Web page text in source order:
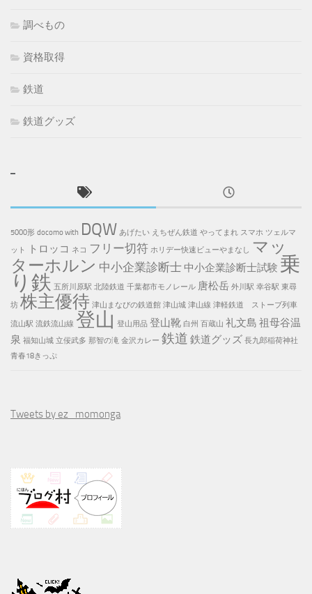
調べもの
資格取得
鉄道
鉄道グッズ
5000形 docomo with DQW あげたい えちぜん鉄道 やってまれ スマホ ツェルマ
ット
トロッコ ネコ フリー切符 ホリデー快速ビューやまなし マッ
ターホルン 中小企業診断士 中小企業診断士試験 乗
り鉄 五所川原駅 北陸鉄道 千葉都市モノレール 唐松岳 外川駅 幸谷駅 東尋
坊 株主優待 津山まなびの鉄道館 津山城 津山線 津軽鉄道 ストーブ列車
流山駅 流鉄流山線 登山 登山用品 登山靴 白州 百蔵山 礼文島 祖母谷温
泉 福知山城 立佞武多 那智の滝 金沢カレー 鉄道 鉄道グッズ 長九郎稲荷神社
青春18きっぷ
Tweets by ez_momonga